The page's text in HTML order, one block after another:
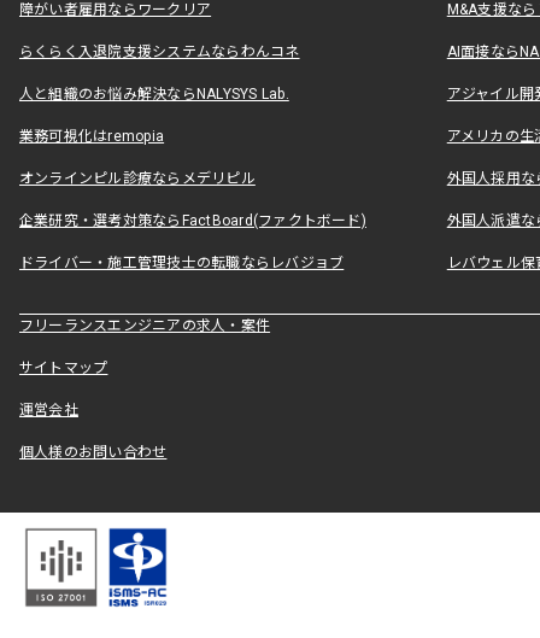
障がい者雇用ならワークリア M&A支援な
らくらく入退院支援システムならわんコネ AI面接なら
人と組織のお悩み解決ならNALYSYS Lab. アジャイル
業務可視化はremopia アメリカの
オンラインピル診療ならメデリピル 外国人採用
企業研究・選考対策ならFactBoard(ファクトボード) 外国人派遣な
ドライバー・施工管理技士の転職ならレバジョブ レバウェル
フリーランスエンジニアの求人・案件
サイトマップ
運営会社
個人様のお問い合わせ